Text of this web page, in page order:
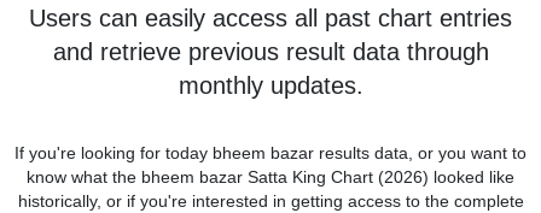
Users can easily access all past chart entries
and retrieve previous result data through
monthly updates.
If you're looking for today bheem bazar results data, or you want to
know what the bheem bazar Satta King Chart (2026) looked like
historically, or if you're interested in getting access to the complete